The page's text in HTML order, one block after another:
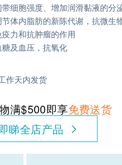
细胞强度、增加润滑黏液的分
体内脂肪的新陈代谢，抗微生
力和抗肿瘤的作用
及血压，抗氧化
作天内发货
满$500即享免费送货
睇全店产品